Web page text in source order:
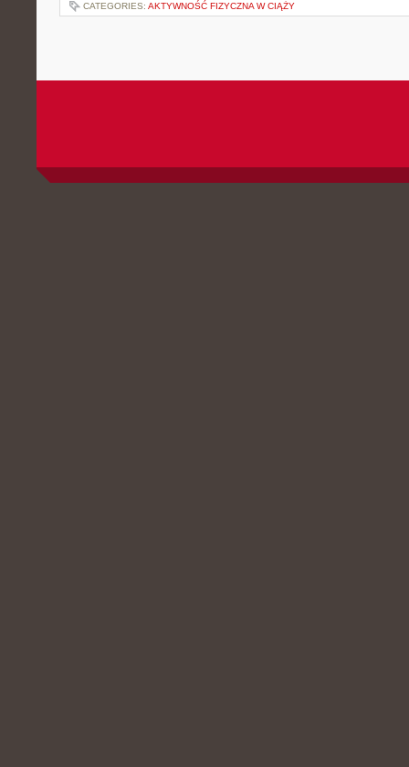
CATEGORIES: AKTYWNOŚĆ FIZYCZNA W CIĄŻY